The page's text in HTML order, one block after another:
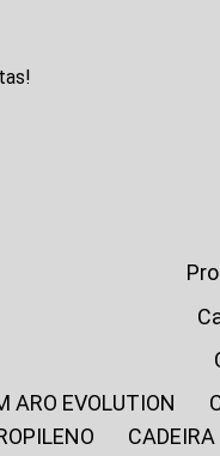
ARO EVOLUTION